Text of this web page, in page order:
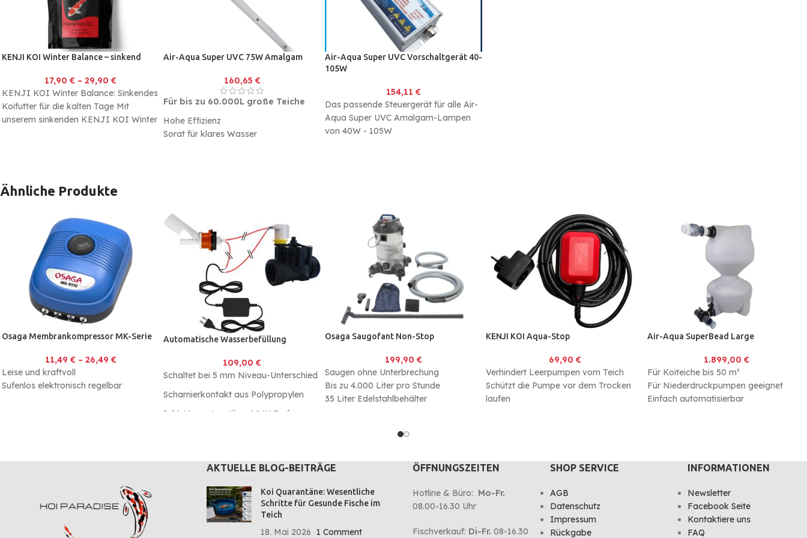
KENJI KOI Winter Balance – sinkend
17,90€ –29,90€
KENJI KOI Winter Balance: Sinkendes
Koifutter für die kalten Tage Mit
unserem sinkenden KENJI KOI Winter
Air-Aqua Super UVC 75W Amalgam
160,65 €
Für bis zu 60.000L große Teiche
Hohe Effizienz
Sorgt für klares Wasser
Air-Aqua Super UVC Vorschaltgerät 40-
105W
154,11 €
Das passende Steuergerät für alle Air-
Aqua Super UVC Amalgam-Lampen
von 40W - 105W
Ähnliche Produkte
Osaga Membrankompressor MK-Serie
11,49 €– 26,49 €
Leise und kraftvoll
Sufenlos elektronisch regelbar
Automatische Wasserbefüllung
109,00€
Schaltet bei 5 mm Niveau-Unterschied
Scharnierkontakt aus Polypropylen
Inkl. Magnetventil und 24V Trafo.
Osaga Saugofant Non-Stop
199,90 €
Saugen ohne Unterbrechung
Bis zu 4.000 Liter pro Stunde
35 Liter Edelstahlbehälter
KENJI KOI Aqua-Stop
69,90 €
Verhindert Leerpumpen vom Teich
Schützt die Pumpe vor dem Trocken
laufen
Air-Aqua SuperBead Large
1.899,00 €
Für Koiteiche bis 50 m³
Für Niederdruckpumpen geeignet
Einfach automatisierbar
AKTUELLE BLOG-BEITRÄGE
Koi Quarantäne: Wesentliche
Schritte für Gesunde Fische im
Teich
18. Mai 2026 1 Comment
ÖFFNUNGSZEITEN
Hotline & Büro: Mo-Fr.
08.00-16.30 Uhr
Fischverkauf: Di-Fr. 08-16.30
SHOP SERVICE
AGB
Datenschutz
Impressum
Rückgabe
INFORMATIONEN
Newsletter
Facebook Seite
Kontaktiere uns
FAQ